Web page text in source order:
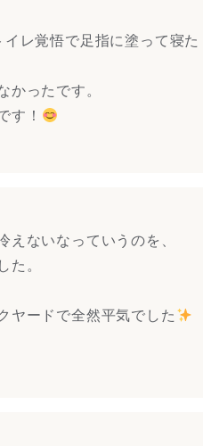
レ覚悟で足指に塗って寝た
かったです。
す！
えないなっていうのを、
た。
ヤードで全然平気でした